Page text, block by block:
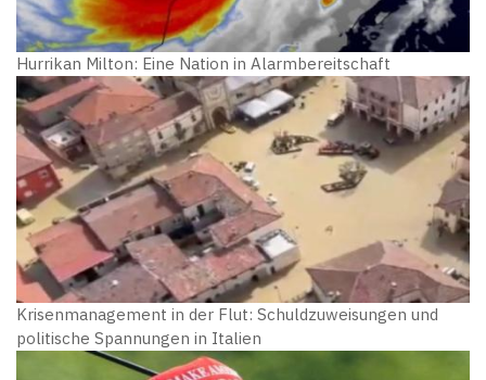
Hurrikan Milton: Eine Nation in Alarmbereitschaft
Krisenmanagement in der Flut: Schuldzuweisungen und
politische Spannungen in Italien